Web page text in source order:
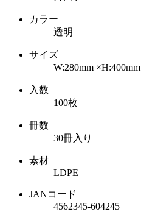
カラー
透明
サイズ
W:280mm ×H:400mm
入数
100枚
冊数
30冊入り
素材
LDPE
JANコード
4562345-604245